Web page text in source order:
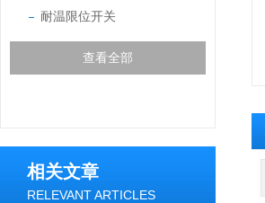
耐温限位开关
查看全部
相关文章
RELEVANT ARTICLES